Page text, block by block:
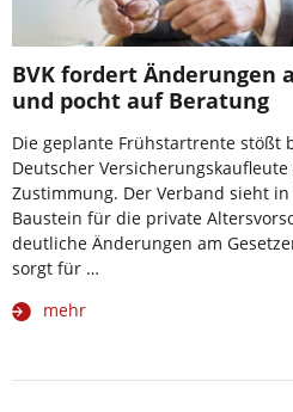
BVK fordert Änderungen
und pocht auf Beratung
Die geplante Frühstartrente stößt
Deutscher
Zustimmung. Der Verband sieht
Baustein für die private
deutliche Änderungen am
sorgt für …
mehr